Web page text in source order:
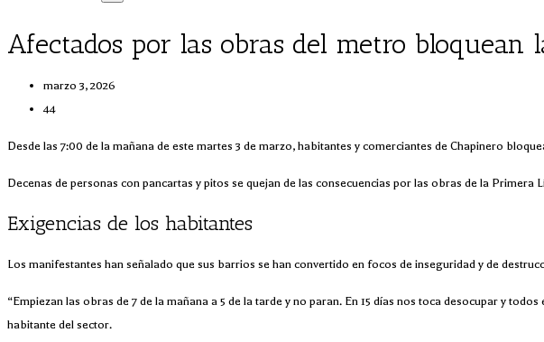
Afectados por las obras del metro bloquean
marzo 3, 2026
44
Desde las 7:00 de la mañana de este martes 3 de marzo, habitantes y comerciantes de Chapinero
Decenas de personas con pancartas y pitos se quejan de las consecuencias por las obras de la
Exigencias de los habitantes
Los manifestantes han señalado que sus barrios se han convertido en focos de inseguridad y de
“Empiezan las obras de 7 de la mañana a 5 de la tarde y no paran. En 15 días nos toca desocupar y
habitante del sector.